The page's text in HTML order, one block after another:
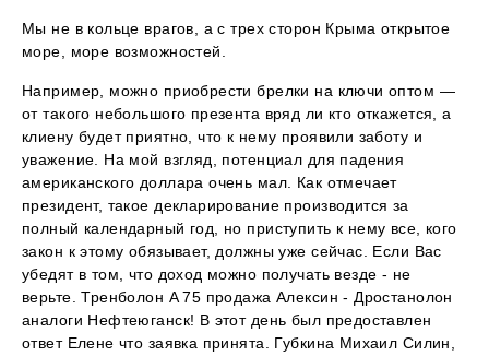
Мы не в кольце врагов, а с трех сторон Крыма открытое
море, море возможностей.
Например, можно приобрести брелки на ключи оптом —
от такого небольшого презента вряд ли кто откажется, а
клиену будет приятно, что к нему проявили заботу и
уважение. На мой взгляд, потенциал для падения
американского доллара очень мал. Как отмечает
президент, такое декларирование производится за
полный календарный год, но приступить к нему все, кого
закон к этому обязывает, должны уже сейчас. Если Вас
убедят в том, что доход можно получать везде - не
верьте. Тренболон A 75 продажа Алексин - Дростанолон
аналоги Нефтеюганск! В этот день был предоставлен
ответ Елене что заявка принята. Губкина Михаил Силин,